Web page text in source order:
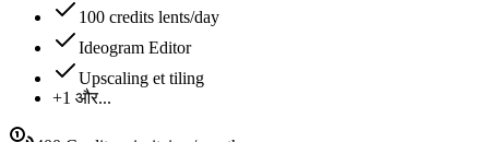
100 credits lents/day
Ideogram Editor
Upscaling et tiling
+1 और...